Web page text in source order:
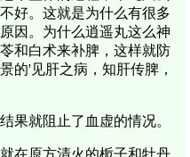
好。这就是为什么有很多
因。为什么逍遥丸这么神
和白术来补脾，这样就防
的'见肝之病，知肝传脾，
果就阻止了血虚的情况。
在原方清火的栀子和牡丹